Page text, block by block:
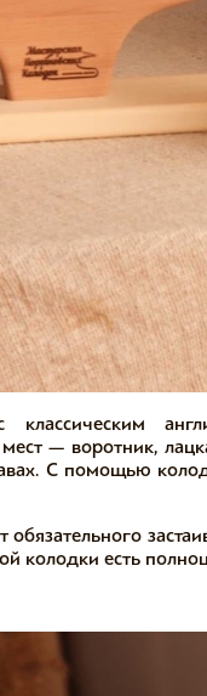
— воротник,
С помощью
колодки есть